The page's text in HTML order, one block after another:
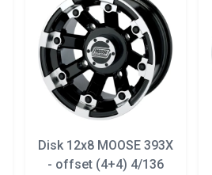
Disk 12x8 MOOSE 393X
- offset (4+4) 4/136